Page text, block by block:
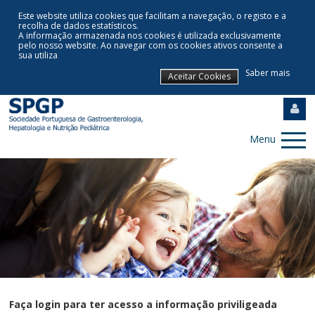
Este website utiliza cookies que facilitam a navegação, o registo e a
recolha de dados estatísticos.
A informação armazenada nos cookies é utilizada exclusivamente
pelo nosso website.Ao navegar com os cookies ativos consente a
sua utiliza
Saber mais
Aceitar Cookies
Menu
Faça login para ter acesso a informação priviligeada